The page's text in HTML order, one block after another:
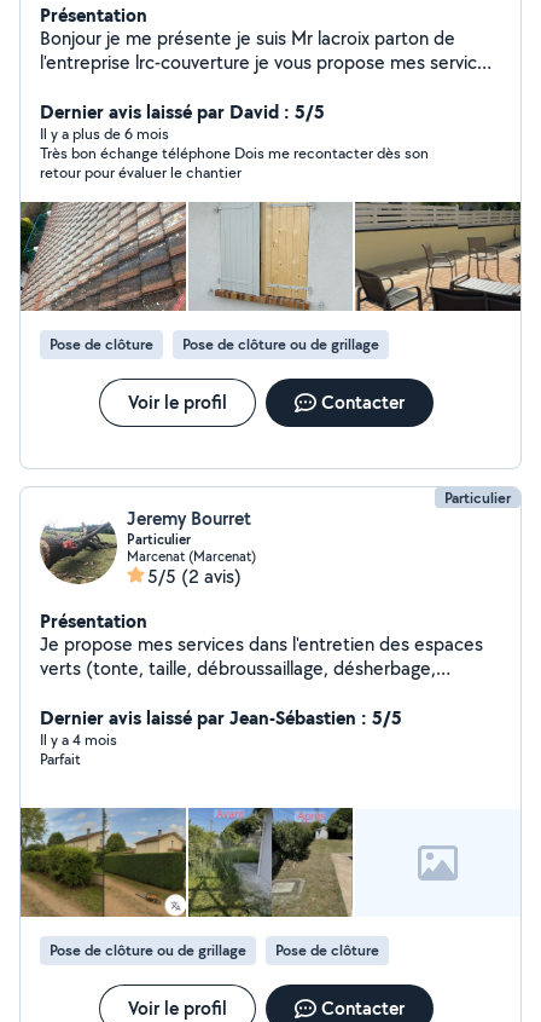
Présentation
Bonjour je me présente je suis Mr lacroix parton de
l'entreprise lrc-couverture je vous propose mes services
NETTOYAGE ; Hydrofuge ; PEINTURE toiture Façades
muret dallage Dessou de toi HABILLAGES ; PLANCHES
DE VIRE ; DESSOU DE TOI tole thermolaqué ; pvc
SCELLEMENT DE FAÎTAGE REMANIEMENT DE TUILES
TOITURE COMPLÈTE Tuiles ; bac acier ZINC
Remplacement de chéneau ZINC ; PLASTIQUE
j'effectue travaux avec camion nacelle.
Dernier avis laissé par David : 5/5
Il y a plus de 6 mois
Très bon échange téléphone Dois me recontacter dès son
retour pour évaluer le chantier
Pose de clôture Pose de clôture ou de grillage
Voir le profil Contacter
Particulier
Jeremy Bourret
Particulier
Marcenat (Marcenat)
5/5 (2 avis)
Présentation
Je propose mes services dans l'entretien des espaces
verts (tonte, taille, débroussaillage, désherbage,
(petits travaux, montage de murets, dalle béton,
réparation, etc.). Sérieux, réactif et équipé, je travaille
avec soin et efficacité. Je peux intervenir
N'hésitez pas à me contacter pour discuter de vos
besoins ou obtenir un devis.
Dernier avis laissé par Jean-Sébastien : 5/5
Il y a 4 mois
Parfait
Pose de clôture ou de grillage Pose de clôture
Voir le profil Contacter